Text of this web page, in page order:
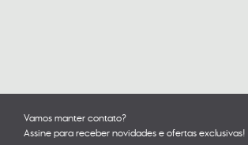
Vamos manter contato?
Assine para receber novidades e ofertas exclusivas!